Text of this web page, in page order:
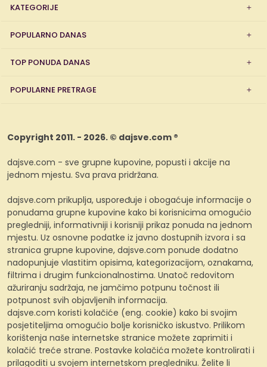
KATEGORIJE
POPULARNO DANAS
TOP PONUDA DANAS
POPULARNE PRETRAGE
Copyright 2011. - 2026. © dajsve.com ®
dajsve.com - sve grupne kupovine, popusti i akcije na
jednom mjestu. Sva prava pridržana.
dajsve.com prikuplja, uspoređuje i obogaćuje informacije o
ponudama grupne kupovine kako bi korisnicima omogućio
pregledniji, informativniji i korisniji prikaz ponuda na jednom
mjestu. Uz osnovne podatke iz javno dostupnih izvora i sa
stranica grupne kupovine, dajsve.com ponude dodatno
nadopunjuje vlastitim opisima, kategorizacijom, oznakama,
filtrima i drugim funkcionalnostima. Unatoč redovitom
ažuriranju sadržaja, ne jamčimo potpunu točnost ili
potpunost svih objavljenih informacija.
dajsve.com koristi kolačiće (eng. cookie) kako bi svojim
posjetiteljima omogućio bolje korisničko iskustvo. Prilikom
korištenja naše internetske stranice možete zaprimiti i
kolačić treće strane. Postavke kolačića možete kontrolirati i
prilagoditi u svojem internetskom pregledniku. Želite li